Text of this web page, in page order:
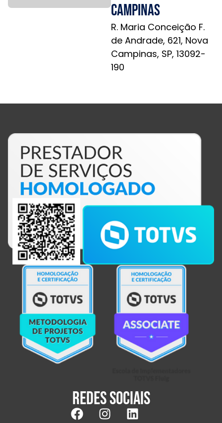
Campinas
R. Maria Conceição F.
de Andrade, 621, Nova
Campinas, SP, 13092-
190
Redes sociais